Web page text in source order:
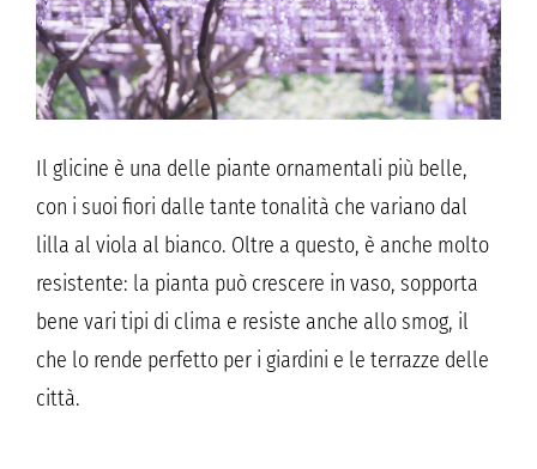
Il glicine è una delle piante ornamentali più belle,
con i suoi fiori dalle tante tonalità che variano dal
lilla al viola al bianco. Oltre a questo, è anche molto
resistente: la pianta può crescere in vaso, sopporta
bene vari tipi di clima e resiste anche allo smog, il
che lo rende perfetto per i giardini e le terrazze delle
città.